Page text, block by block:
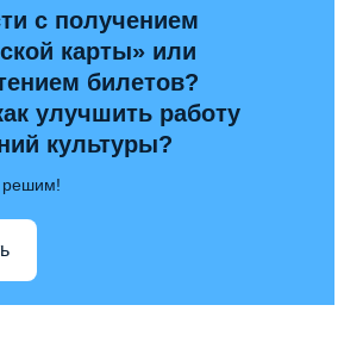
с получением
карты» или
билетов?
улучшить работу
культуры?